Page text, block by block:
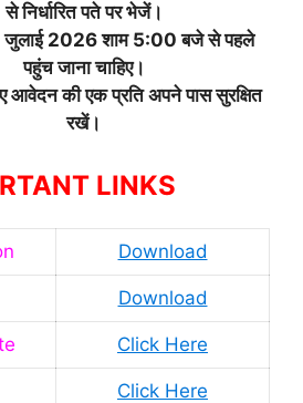
से निर्धारित पते पर भेजें।
2026 शाम 5:00 बजे से पहले
पहुंच जाना चाहिए।
आवेदन की एक प्रति अपने पास सुरक्षित
रखें।
LINKS
Download
Download
Click Here
Click Here